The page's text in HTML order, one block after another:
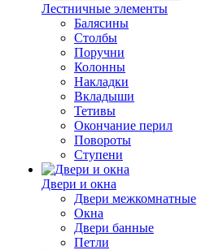
Лестничные элементы
Балясины
Столбы
Поручни
Колонны
Накладки
Вкладыши
Тетивы
Окончание перил
Повороты
Ступени
Двери и окна
Двери межкомнатные
Окна
Двери банные
Петли